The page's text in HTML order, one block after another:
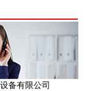
备有限公司